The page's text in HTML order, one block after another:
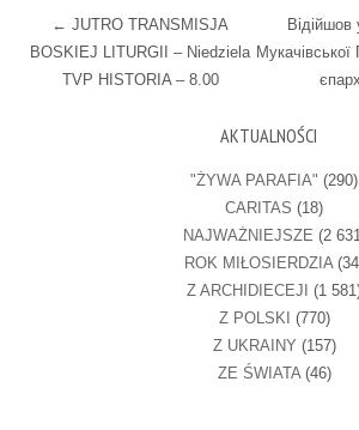
Post navigation
← JUTRO TRANSMISJA
BOSKIEJ LITURGII – Niedziela
TVP HISTORIA – 8.00
Відійшов
Мукачівської
AKTUALNOŚCI
"ŻYWA PARAFIA" (290)
CARITAS (18)
NAJWAŻNIEJSZE (2
ROK MIŁOSIERDZIA
Z ARCHIDIECEJI (1
Z POLSKI (770)
Z UKRAINY (157)
ZE ŚWIATA(46)